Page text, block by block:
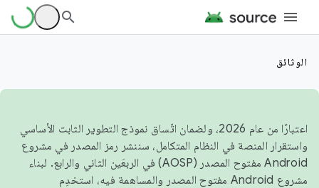
الوثائق
اعتبارًا من عام 2026، ولضمان اتّساق نموذج التطوير الثابت الأساسي
واستقرار المنصة في النظام المتكامل، سننشر رمز المصدر في مشروع
Android مفتوح المصدر (AOSP) في الربعَين الثاني والرابع. لبناء
مشروع Android مفتوح المصدر والمساهمة فيه، استخدِم